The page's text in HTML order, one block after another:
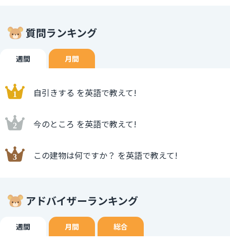
質問ランキング
週間 月間
自引きする を英語で教えて!
今のところ を英語で教えて!
この建物は何ですか？ を英語で教えて!
アドバイザーランキング
週間 月間 総合